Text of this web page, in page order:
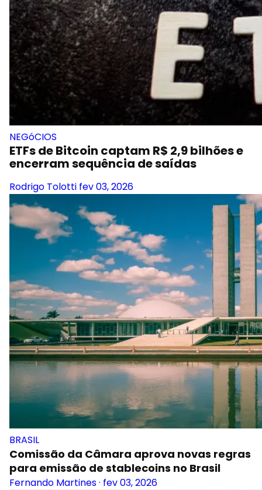
NEGóCIOS
ETFs de Bitcoin captam R$ 2,9 bilhões e
encerram sequência de saídas
Rodrigo Tolotti fev 03, 2026
BRASIL
Comissão da Câmara aprova novas regras
para emissão de stablecoins no Brasil
Fernando Martines· fev 03, 2026